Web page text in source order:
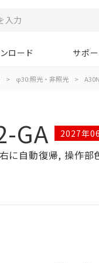
ロード サポ
> φ30:照光・非照光 >
GA 2027年
に自動復帰, 操作